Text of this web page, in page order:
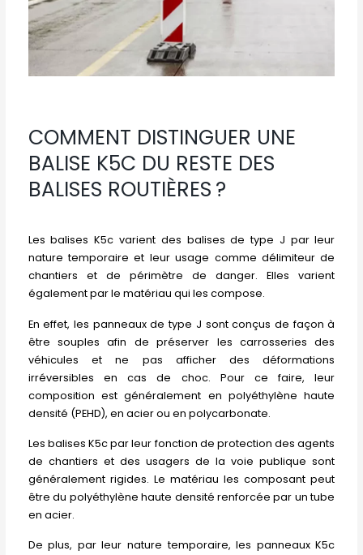
COMMENT DISTINGUER UNE
BALISE K5C DU RESTE DES
BALISES ROUTIÈRES ?
Les balises K5c varient des balises de type J par leur
nature temporaire et leur usage comme délimiteur de
chantiers et de périmètre de danger. Elles varient
également par le matériau qui les compose.
En effet, les panneaux de type J sont conçus de façon à
être souples afin de préserver les carrosseries des
véhicules et ne pas afficher des déformations
irréversibles en cas de choc. Pour ce faire, leur
composition est généralement en polyéthylène haute
densité (PEHD), en acier ou en polycarbonate.
Les balises K5c par leur fonction de protection des agents
de chantiers et des usagers de la voie publique sont
généralement rigides. Le matériau les composant peut
être du polyéthylène haute densité renforcée par un tube
en acier.
De plus, par leur nature temporaire, les panneaux K5c